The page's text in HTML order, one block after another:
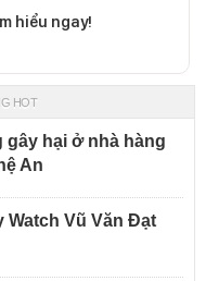
hiểu ngay!
HOT
gây hại ở nhà hàng
An
Watch Vũ Văn Đạt